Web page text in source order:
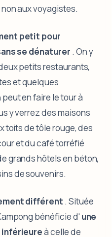
aux voyagistes.
petit pour
se dénaturer . On y
petits restaurants,
et quelques
en faire le tour à
y verrez des maisons
toits de tôle rouge, des
et du café torréfié
grands hôtels en béton,
de souvenirs.
différent . Située
bénéficie d' une
inférieureà celle de